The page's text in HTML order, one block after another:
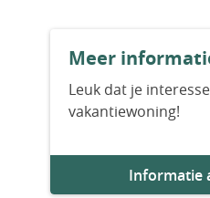
Aantal badkamers
Meer
Leuk dat je
vakantiewoning!
Informatie